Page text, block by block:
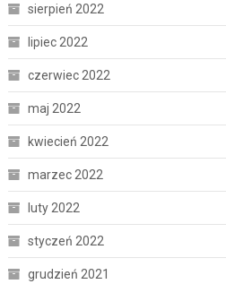
sierpień 2022
lipiec 2022
czerwiec 2022
maj 2022
kwiecień 2022
marzec 2022
luty 2022
styczeń 2022
grudzień 2021